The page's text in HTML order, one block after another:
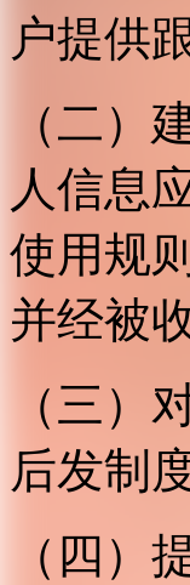
户提供
（二）
人信息
使用规
并经被
（三）
后发制度
（四）